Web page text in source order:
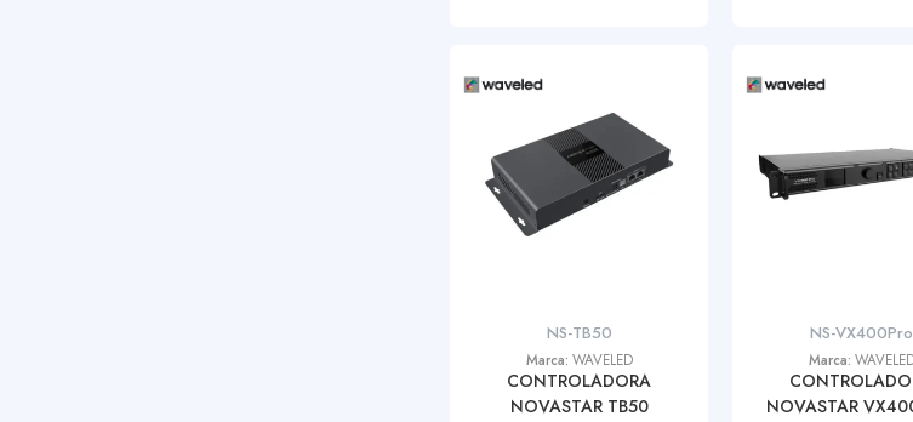
NS-TB50
Marca: WAVELED
CONTROLADORA
NOVASTAR TB50
NS-VX400Pro
Marca:
NOVASTAR